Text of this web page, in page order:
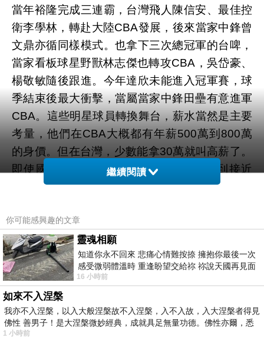
當年裕隆完成三連霸，台灣飛人陳信安、最佳控
衛李學林，轉赴大陸CBA發展，後來當家中鋒曾
文鼎亦循同樣模式。也拿下三次總冠軍的台啤，
當家看板球星野獸林志傑也轉攻CBA，吳岱豪、
楊敬敏隨後跟進。今年達欣未能進入冠軍賽，球
季結束後最大衝擊，當屬當家中鋒田壘有意進軍
CBA。這些明星球員轉換舞台，薪水當然是主要
考量，他們在CBA大概都有年薪500萬到800萬
的身價。但在台灣，少數能拿30萬就叫高薪了。
即使國內球隊之間挖角跳槽，也不易拿到接近
CBA的薪資水準。
當然，薪水高，比賽的強度更高。CBA雖然水準
仍不能與美國NBA相提並論，但大陸球員身高兩
米以上者比比皆是，洋將也多，可看性高，這使
得台灣球星難以施展，拿得到這季合約，卻不保
證還有下一季。其戰戰兢兢程度，絕對比台灣高
很多。台灣球星在兩岸間來來去去，迄今仍屹立
不搖的不過三四位，可見艱苦程度了。
繼續閱讀
你可能感興趣的文章
靈魂相願
知道你永不回來 悲痛心情難按捺 擁抱你最後一次
感受微弱體溫時 重逢盼望交給祢 祢說天國再見面
此刻忍淚說別離 他日靈魂再
16 小時前
如來不入涅槃
我亦不入涅槃，以入大般涅槃故不入涅槃，入不入故，入大涅槃者得見
佛性 善男子！是大涅槃微妙經典，成就具足無量功德。佛性亦爾，悉
1 小時前